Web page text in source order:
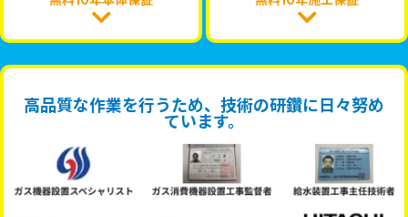
高品質な作業を行うため、技術の研鑽に日々努め
ています。